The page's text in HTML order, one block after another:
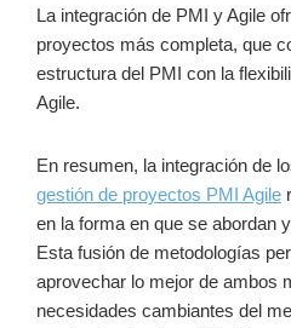
La integración de PMI y Agile
proyectos más completa, que
estructura del PMI con la
Agile.
En resumen, la integración de
gestión de proyectos PMI Agile
en la forma en que se abordan
Esta fusión de metodologías
aprovechar lo mejor de ambos
necesidades cambiantes del